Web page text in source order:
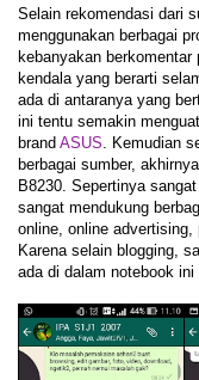
Selain rekomendasi dari
menggunakan berbagai
kebanyakan
kendala yang berarti
ada di antaranya yang
ini tentu semakin
brand ASUS . Kemudian
berbagai sumber,
B8230. Sepertinya
sangat mendukung
online, online advertising,
Karena selain blogging,
ada di dalam notebook